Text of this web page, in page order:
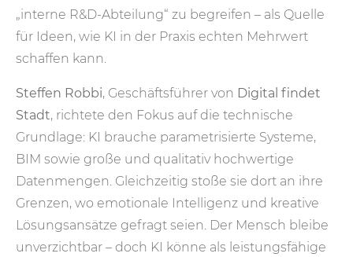
„interne R&D-Abteilung“ zu begreifen – als Quelle
für Ideen, wie KI in der Praxis echten Mehrwert
schaffen kann.
Steffen Robbi, Geschäftsführer von Digital findet
Stadt, richtete den Fokus auf die technische
Grundlage: KI brauche parametrisierte Systeme,
BIM sowie große und qualitativ hochwertige
Datenmengen. Gleichzeitig stoße sie dort an ihre
Grenzen, wo emotionale Intelligenz und kreative
Lösungsansätze gefragt seien. Der Mensch bleibe
unverzichtbar – doch KI könne als leistungsfähige